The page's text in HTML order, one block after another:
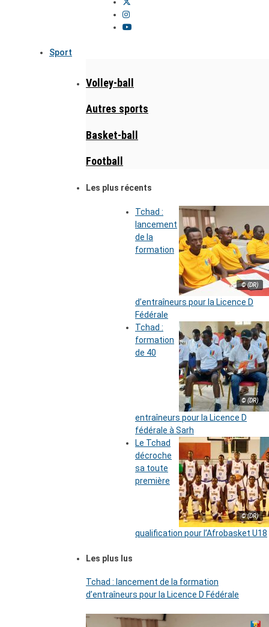
Sport
Volley-ball
Autres sports
Basket-ball
Football
Les plus récents
© (DR)
Tchad :
lancement
de la
formation
d’entraîneurs pour la Licence D
Fédérale
© (DR)
Tchad :
formation
de 40
entraîneurs pour la Licence D
fédérale à Sarh
© (DR)
Le Tchad
décroche
sa toute
première
qualification pour l’Afrobasket U18
Les plus lus
Tchad : lancement de la formation
d’entraîneurs pour la Licence D Fédérale